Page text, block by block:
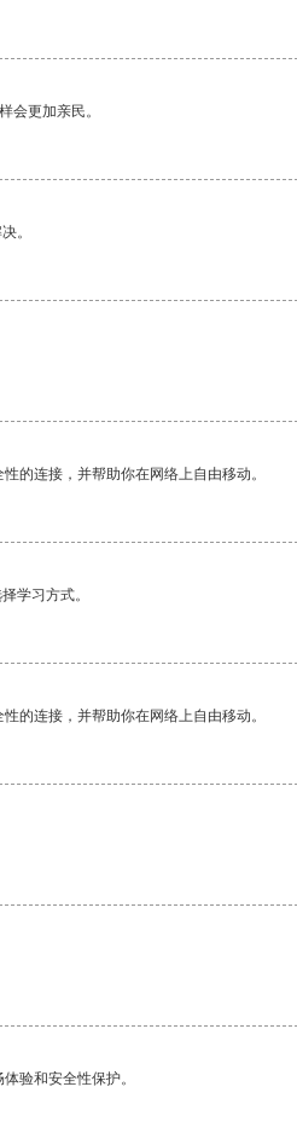
会更加亲民。
。
的连接，并帮助你在网络上自由移动。
学习方式。
的连接，并帮助你在网络上自由移动。
验和安全性保护。